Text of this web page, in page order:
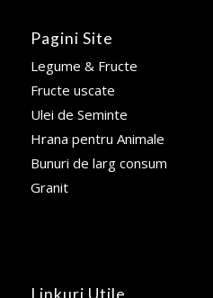
Pagini Site
Legume & Fructe
Fructe uscate
Ulei de Seminte
Hrana pentru Animale
Bunuri de larg consum
Granit
Linkuri Utile